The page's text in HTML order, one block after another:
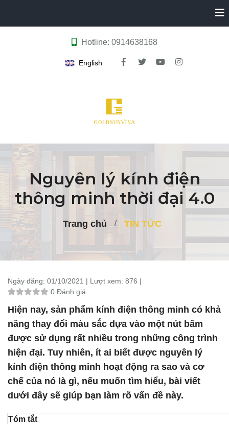
Nguyên lý kính điện
thông minh thời đại 4.0
Trang chủ TIN TỨC
Ngày đăng: 01/10/2021 | Lượt xem: 876 |
0 Đánh giá
Hiện nay, sản phẩm kính điện thông minh có khả
năng thay đổi màu sắc dựa vào một nút bấm
được sử dụng rất nhiều trong những công trình
hiện đại. Tuy nhiên, ít ai biết được nguyên lý
kính điện thông minh hoạt động ra sao và cơ
chế của nó là gì, nếu muốn tìm hiểu, bài viết
dưới đây sẽ giúp bạn làm rõ vấn đề này.
Tóm tắt
Hotline: 0914638168
English